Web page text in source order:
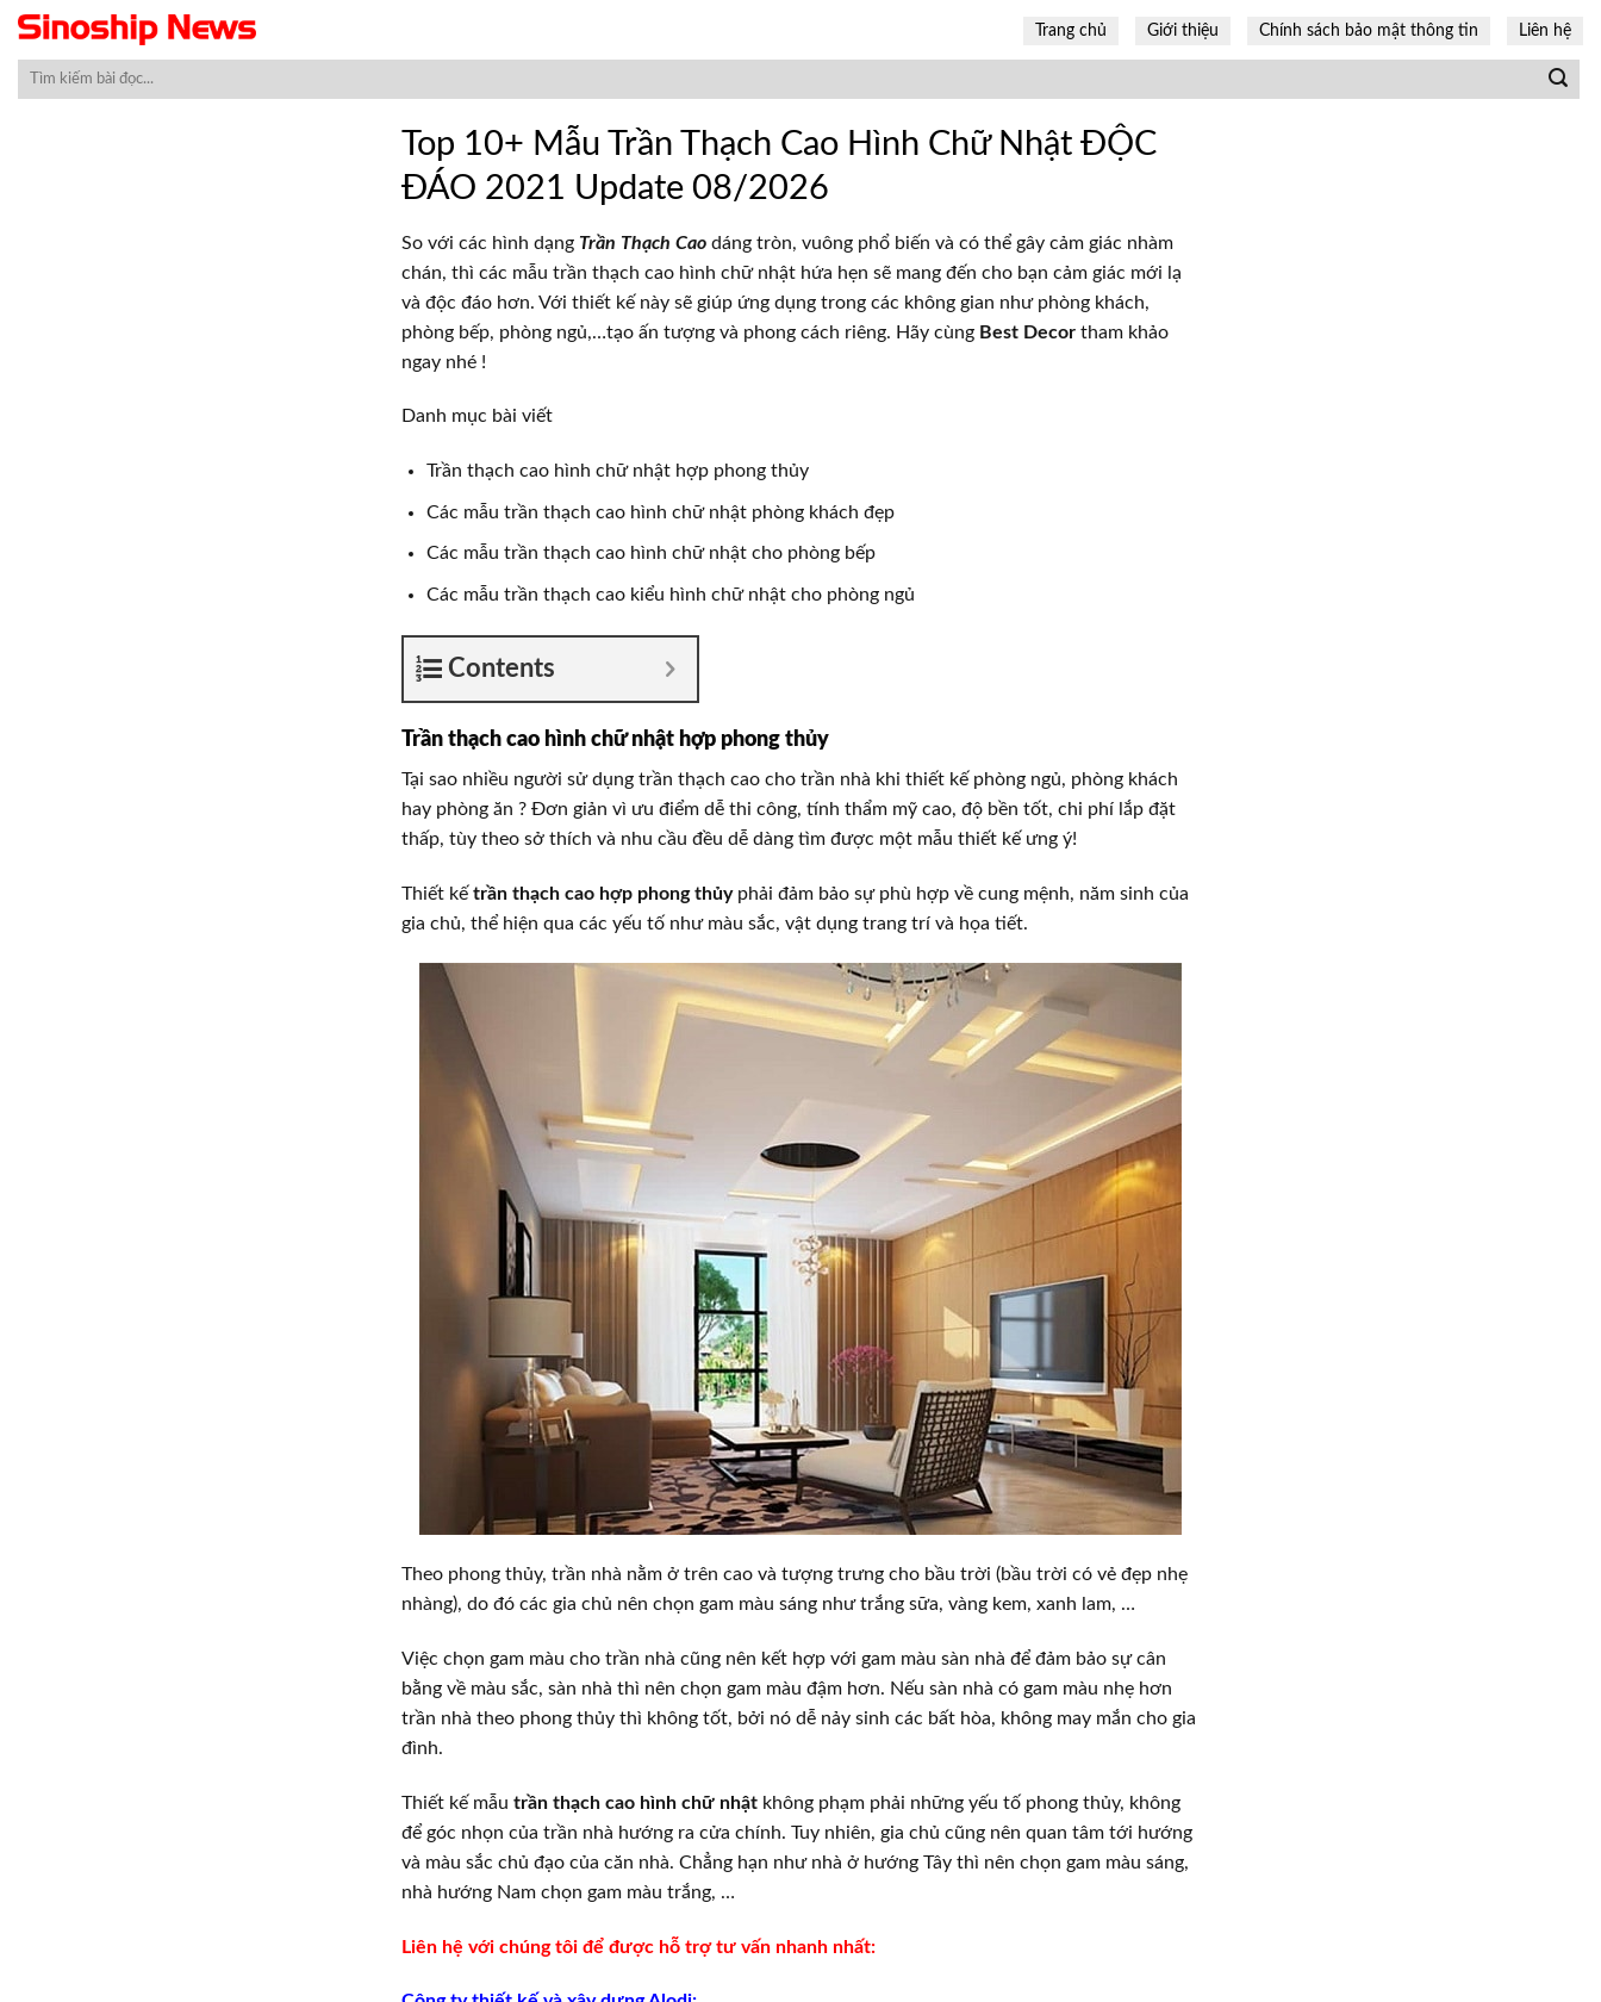
Skip
content
Trang chủ Giới thiệu Chính sách bảo mật thông tin Liên hệ
Top 10+ Mẫu Trần Thạch Cao Hình Chữ Nhật ĐỘC
ĐÁO 2021 Update 08/2026
So với các hình dạng Trần Thạch Cao dáng tròn, vuông phổ biến và có thể gây cảm giác nhàm
chán, thì các mẫu trần thạch cao hình chữ nhật hứa hẹn sẽ mang đến cho bạn cảm giác mới lạ
và độc đáo hơn. Với thiết kế này sẽ giúp ứng dụng trong các không gian như phòng khách,
phòng bếp, phòng ngủ,…tạo ấn tượng và phong cách riêng. Hãy cùng Best Decor tham khảo
ngay nhé !
Danh mục bài viết
Trần thạch cao hình chữ nhật hợp phong thủy
Các mẫu trần thạch cao hình chữ nhật phòng khách đẹp
Các mẫu trần thạch cao hình chữ nhật cho phòng bếp
Các mẫu trần thạch cao kiểu hình chữ nhật cho phòng ngủ
Contents
Trần thạch cao hình chữ nhật hợp phong thủy
Tại sao nhiều người sử dụng trần thạch cao cho trần nhà khi thiết kế phòng ngủ, phòng khách
hay phòng ăn ? Đơn giản vì ưu điểm dễ thi công, tính thẩm mỹ cao, độ bền tốt, chi phí lắp đặt
thấp, tùy theo sở thích và nhu cầu đều dễ dàng tìm được một mẫu thiết kế ưng ý!
Thiết kếtrần thạch cao hợp phong thủyphải đảm bảo sự phù hợp về cung mệnh, năm sinh của
gia chủ, thể hiện qua các yếu tố như màu sắc, vật dụng trang trí và họa tiết.
Theo phong thủy, trần nhà nằm ở trên cao và tượng trưng cho bầu trời (bầu trời có vẻ đẹp nhẹ
nhàng), do đó các gia chủ nên chọn gam màu sáng như trắng sữa, vàng kem, xanh lam, …
Việc chọn gam màu cho trần nhà cũng nên kết hợp với gam màu sàn nhà để đảm bảo sự cân
bằng về màu sắc, sàn nhà thì nên chọn gam màu đậm hơn. Nếu sàn nhà có gam màu nhẹ hơn
trần nhà theo phong thủy thì không tốt, bởi nó dễ nảy sinh các bất hòa, không may mắn cho gia
đình.
Thiết kế mẫu trần thạch cao hình chữ nhật không phạm phải những yếu tố phong thủy, không
để góc nhọn của trần nhà hướng ra cửa chính. Tuy nhiên, gia chủ cũng nên quan tâm tới hướng
và màu sắc chủ đạo của căn nhà. Chẳng hạn như nhà ở hướng Tây thì nên chọn gam màu sáng,
nhà hướng Nam chọn gam màu trắng, …
Liên hệ với chúng tôi để được hỗ trợ tư vấn nhanh nhất: